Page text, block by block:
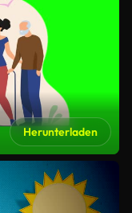
Herunterladen